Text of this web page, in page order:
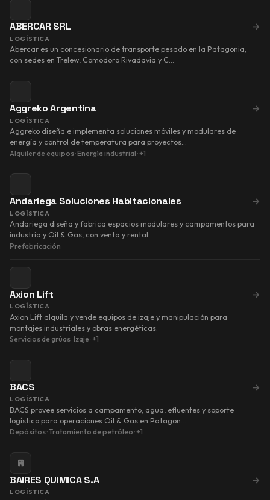
ABERCAR SRL →
LOGÍSTICA
Abercar es un concesionario de transporte pesado en la Patagonia,
con sedes en Trelew, Comodoro Rivadavia y C…
Aggreko Argentina →
LOGÍSTICA
Aggreko diseña e implementa soluciones móviles y modulares de
energía y control de temperatura para proyectos…
Alquiler de equipos· Energía industrial · +1
Andariega Soluciones Habitacionales →
LOGÍSTICA
Andariega diseña y fabrica espacios modulares y campamentos para
industria y Oil & Gas, con venta y rental.
Prefabricación
Axion Lift →
LOGÍSTICA
Axion Lift alquila y vende equipos de izaje y manipulación para
montajes industriales y obras energéticas.
Servicios de grúas· Izaje · +1
BACS →
LOGÍSTICA
BACS provee servicios a campamento, agua, efluentes y soporte
logístico para operaciones Oil & Gas en Patagon…
Depósitos·Tratamiento de petróleo · +1
BAIRES QUIMICA S.A →
LOGÍSTICA